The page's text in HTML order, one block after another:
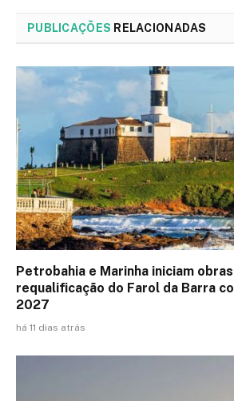
PUBLICAÇÕES RELACIONADAS
Petrobahia e Marinha iniciam
requalificação do Farol da Barra
2027
há 11 dias atrás